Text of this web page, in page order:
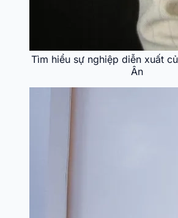
Tìm hiểu sự nghiệp diễn xuất
Ân